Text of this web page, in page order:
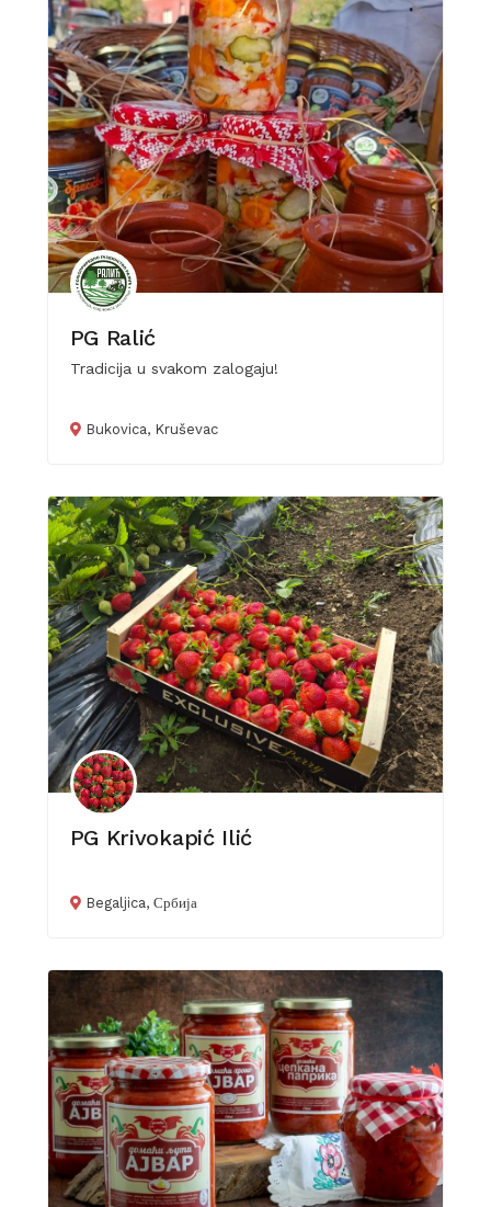
PG Ralić
Tradicija u svakom zalogaju!
Bukovica, Kruševac
PG Krivokapić Ilić
Begaljica, Србија